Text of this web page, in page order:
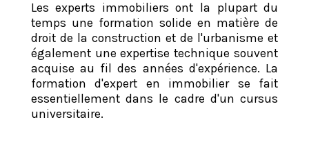
Les experts immobiliers ont la plupart du
temps une formation solide en matière de
droit de la construction et de l'urbanisme et
également une expertise technique souvent
acquise au fil des années d'expérience. La
formation d'expert en immobilier se fait
essentiellement dans le cadre d'un cursus
universitaire.